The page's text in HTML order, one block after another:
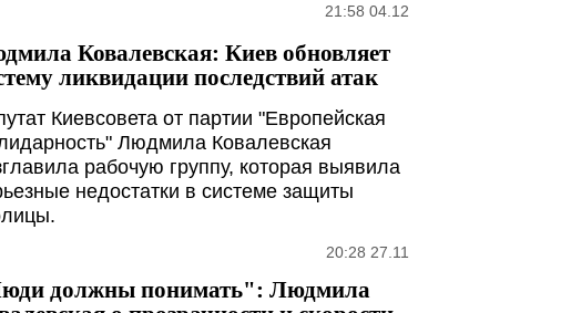
21:58 04.12
Ковалевская: Киев обновляет
ликвидации последствий атак
Киевсовета от партии "Европейская
Людмила Ковалевская
рабочую группу, которая выявила
недостатки в системе защиты
20:28 27.11
должны понимать": Людмила